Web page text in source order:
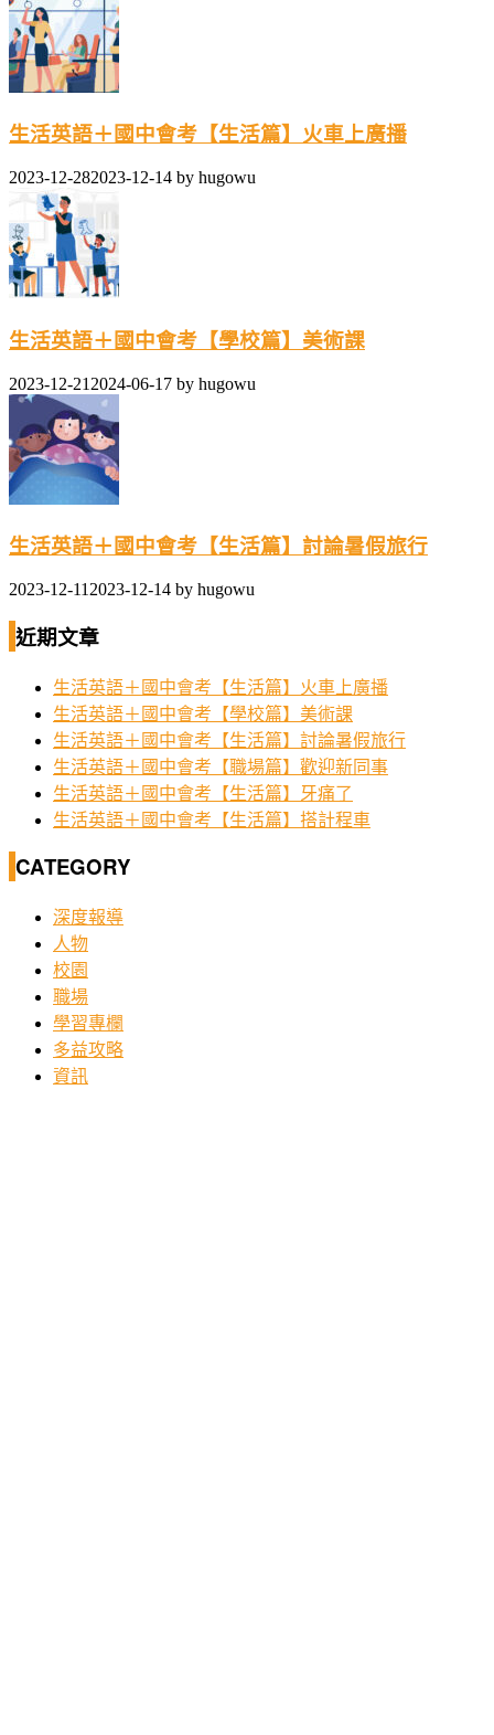
生活英語＋國中會考【生活篇】火車上廣播
2023-12-282023-12-14 by hugowu
生活英語＋國中會考【學校篇】美術課
2023-12-21 2024-06-17 by hugowu
生活英語＋國中會考【生活篇】討論暑假旅行
2023-12-11 2023-12-14 by hugowu
近期文章
生活英語＋國中會考【生活篇】火車上廣播
生活英語＋國中會考【學校篇】美術課
生活英語＋國中會考【生活篇】討論暑假旅行
生活英語＋國中會考【職場篇】歡迎新同事
生活英語＋國中會考【生活篇】牙痛了
生活英語＋國中會考【生活篇】搭計程車
CATEGORY
深度報導
人物
校園
職場
學習專欄
多益攻略
資訊